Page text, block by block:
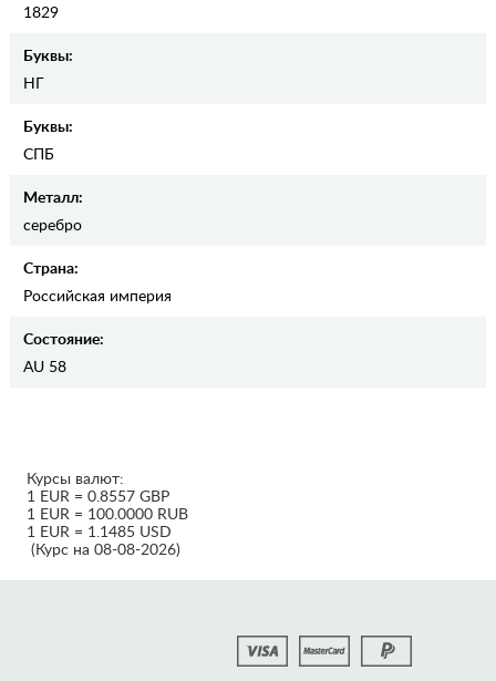
1829
Буквы:
НГ
Буквы:
СПБ
Металл:
серебро
Страна:
Российская империя
Состояние:
AU 58
Курсы валют:
1 EUR = 0.8557 GBP
1 EUR = 100.0000 RUB
1 EUR = 1.1485 USD
(Курс на 08-08-2026)